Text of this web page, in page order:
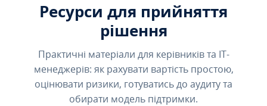
Ресурси для прийняття
рішення
Практичні матеріали для керівників та IT-
менеджерів: як рахувати вартість простою,
оцінювати ризики, готуватись до аудиту та
обирати модель підтримки.